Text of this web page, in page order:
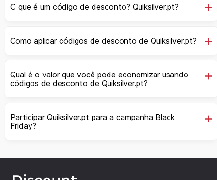
O que é um código de desconto? Quiksilver.pt?
Como aplicar códigos de desconto de Quiksilver.pt?
Qual é o valor que você pode economizar usando
códigos de desconto de Quiksilver.pt?
Participar Quiksilver.pt para a campanha Black
Friday?